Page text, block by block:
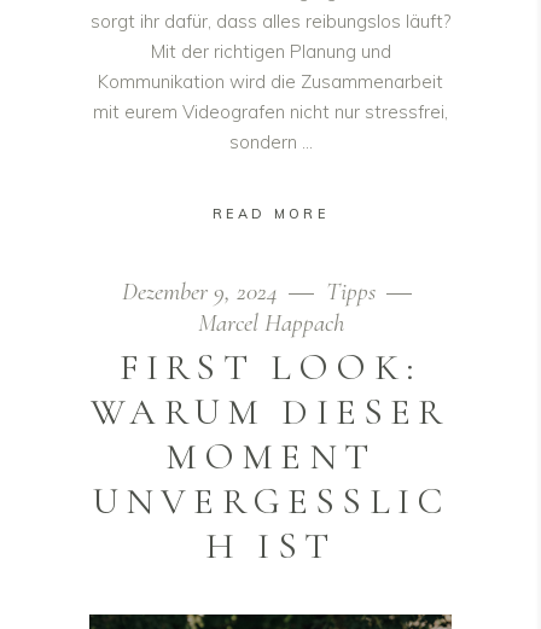
sorgt ihr dafür, dass alles reibungslos läuft?
Mit der richtigen Planung und
Kommunikation wird die Zusammenarbeit
mit eurem Videografen nicht nur stressfrei,
sondern
READ MORE
Dezember 9, 2024
Tipps
Marcel Happach
FIRST LOOK:
WARUM DIESER
MOMENT
UNVERGESSLIC
H IST